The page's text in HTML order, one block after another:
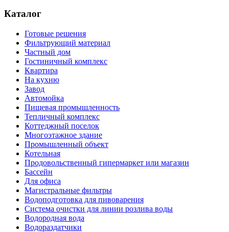
Каталог
Готовые решения
Фильтрующий материал
Частный дом
Гостиничный комплекс
Квартира
На кухню
Завод
Автомойка
Пищевая промышленность
Тепличный комплекс
Коттеджный поселок
Многоэтажное здание
Промышленный объект
Котельная
Продовольственный гипермаркет или магазин
Бассейн
Для офиса
Магистральные фильтры
Водоподготовка для пивоварения
Система очистки для линии розлива воды
Водородная вода
Водораздатчики